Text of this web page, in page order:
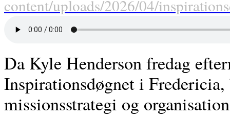
Da Kyle Henderson fredag
Inspirationsdøgnet i
missionsstrategi og